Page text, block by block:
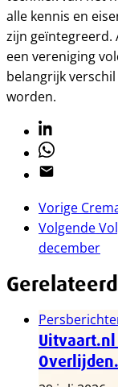
alle kennis en
zijn geïntegreerd.
een vereniging
belangrijk
worden.
Linkedin
Whatsapp
Email
Vorige
Volgende
december
Gerelateerd